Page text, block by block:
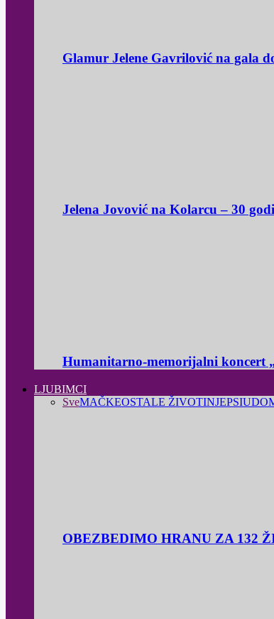
Glamur Jelene Gavrilović na gala
Jelena Jovović na Kolarcu – 30
Humanitarno-memorijalni koncert
LJUBIMCI
SveMAČKEOSTALE ŽIVOTINJEPSI
OBEZBEDIMO HRANU ZA 132